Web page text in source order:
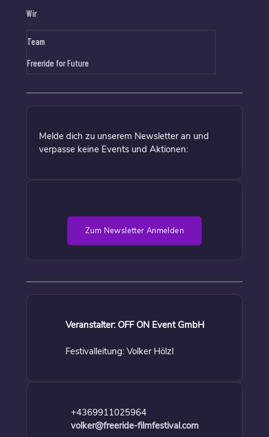
Wir
Team
Freeride for Future
Melde dich zu unserem Newsletter an und
verpasse keine Events und Aktionen:
Zum Newsletter Anmelden
Veranstalter: OFF ON Event GmbH
Festivalleitung: Volker Hölzl
+4369911025964
volker@freeride-filmfestival.com